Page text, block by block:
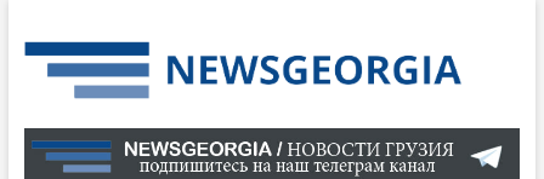
to
content
О